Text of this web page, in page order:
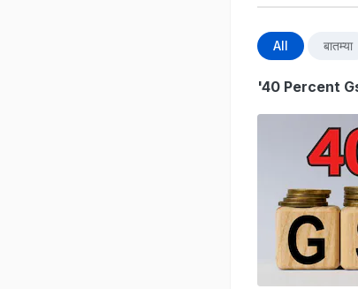
All बातम्या
'40 Percent